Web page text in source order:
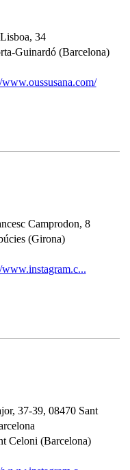
34
Guinardó(Barcelona)
Camprodon, 8
(Girona)
www.instagram.c...
37-39, 08470 Sant
Celoni (Barcelona)